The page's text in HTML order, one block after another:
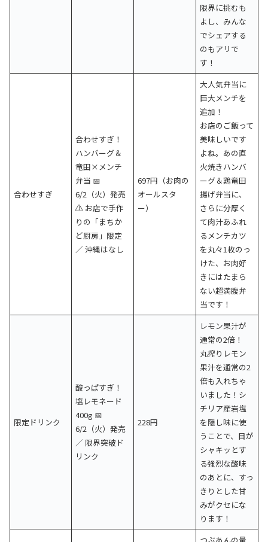
限界に挑むも
よし、みんな
でシェアする
のもアリで
す！
合わせすぎ
合わせすぎ！
ハンバーグ＆
竜田×メンチ
弁当 📅
6/2（火）発売
⚠️ お店で手作
りの「まちか
ど厨房」限定
／ 沖縄はなし
697円（お肉の
オールスタ
ー）
大人気弁当に
巨大メンチを
追加！
お店のご飯って
美味しいです
よね。あの直
火焼きハンバ
ーグ＆鶏竜田
揚げ弁当に、
さらに分厚く
て肉汁あふれ
るメンチカツ
を丸々1枚のっ
けた、お肉好
きにはたまら
ない超満腹弁
当です！
限定ドリンク
酸っぱすぎ！
塩レモネード
400g 📅
6/2（火）発売
／ 限界突破ド
リンク
228円
レモン果汁が
通常の2倍！
丸搾りレモン
果汁を通常の2
倍も入れちゃ
いました！シ
チリア産岩塩
を隠し味に使
うことで、目が
シャキッとす
る強烈な酸味
のあとに、すっ
きりとした甘
みがクセにな
ります！
つぶあんの量